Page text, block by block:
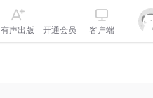
有声出版 开通会员 客户端